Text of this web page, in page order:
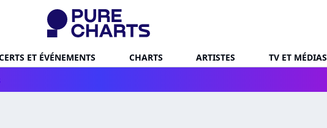
ET ÉVÉNEMENTS CHARTS ARTISTES TV ET MÉDIAS